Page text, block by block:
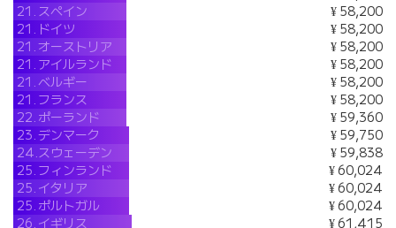
21. スペイン
¥ 58,200
21. ドイツ
¥ 58,200
21.オーストリア
¥ 58,200
21. アイルランド
¥ 58,200
21.ベルギー
¥ 58,200
21. フランス
¥ 58,200
22. ポーランド
¥ 59,360
23.デンマーク
¥ 59,750
24.スウェーデン
¥ 59,838
25. フィンランド
¥ 60,024
25. イタリア
¥ 60,024
25. ポルトガル
¥ 60,024
26. イギリス ¥ 61,415